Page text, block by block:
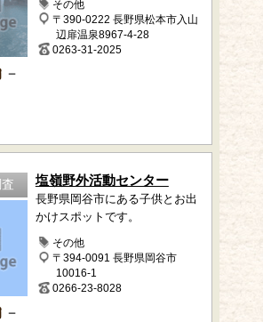
－
その他
〒390-0222 長野県松本市入山
辺扉温泉8967-4-28
0263-31-2025
－
塩嶺野外活動センター
長野県岡谷市にある子供とお出
かけスポットです。
その他
〒394-0091 長野県岡谷市
10016-1
0266-23-8028